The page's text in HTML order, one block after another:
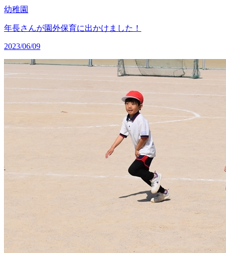
幼稚園
年長さんが園外保育に出かけました！
2023/06/09